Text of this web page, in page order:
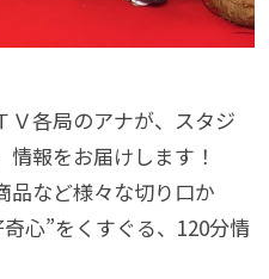
Ｖ各局のアナが、スタジ
報をお届けします！
品など様々な切り口か
心”をくすぐる、120分情